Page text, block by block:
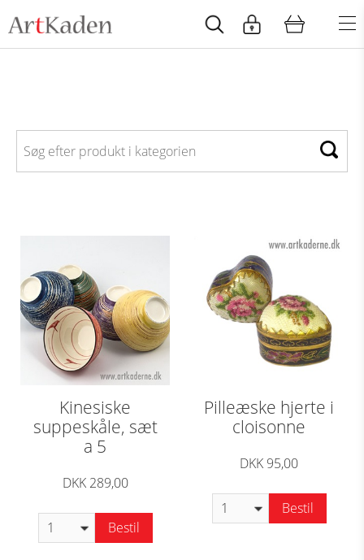
Kinesiske
suppeskåle, sæt
a 5
DKK 289,00
Bestil
Pilleæske hjerte i
cloisonne
DKK 95,00
Bestil